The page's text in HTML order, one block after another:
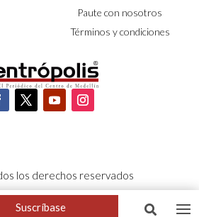
Paute con nosotros
Términos y condiciones
los derechos reservados
| Hecho con pasión porNeoCiclo
Suscríbase
